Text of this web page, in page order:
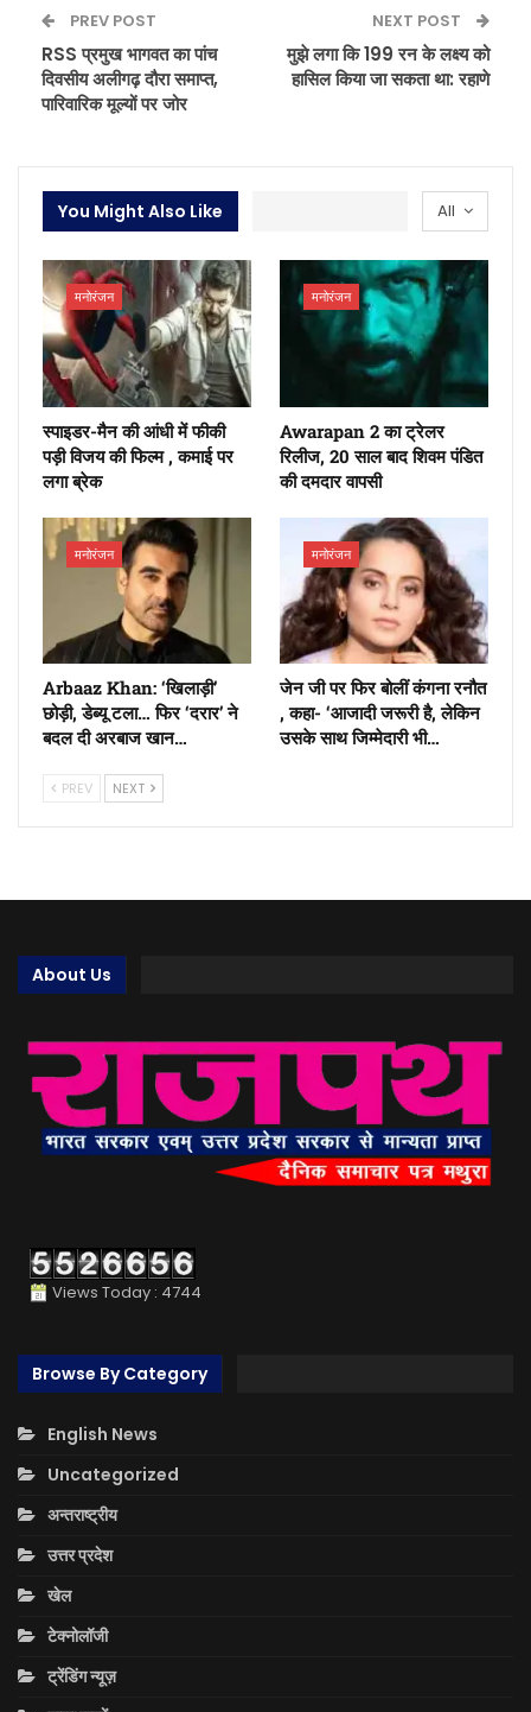
PREV POST
RSS प्रमुख भागवत का पांच
दिवसीय अलीगढ़ दौरा समाप्त,
पारिवारिक मूल्यों पर जोर
NEXT POST
मुझे लगा कि 199 रन के लक्ष्य को
हासिल किया जा सकता था: रहाणे
All
You Might Also Like
मनोरंजन
स्पाइडर-मैन की आंधी में फीकी
पड़ी विजय की फिल्म , कमाई पर
लगा ब्रेक
मनोरंजन
Awarapan 2 का ट्रेलर
रिलीज, 20 साल बाद शिवम पंडित
की दमदार वापसी
मनोरंजन
Arbaaz Khan: ‘खिलाड़ी’
छोड़ी, डेब्यू टला… फिर ‘दरार’ ने
बदल दी अरबाज खान…
मनोरंजन
जेन जी पर फिर बोलीं कंगना रनौत
, कहा- ‘आजादी जरूरी है, लेकिन
उसके साथ जिम्मेदारी भी…
PREV NEXT
About Us
Views Today : 4744
Browse By Category
English News
Uncategorized
अन्तराष्ट्रीय
उत्तर प्रदेश
खेल
टेक्नोलॉजी
ट्रेंडिंग न्यूज़